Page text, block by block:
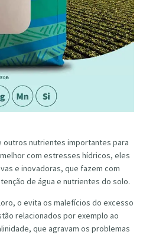
nutrientes importantes para
com estresses hídricos, eles
e inovadoras, que fazem com
de água e nutrientes do solo.
o evita os malefícios do excesso
relacionados por exemplo ao
que agravam os problemas